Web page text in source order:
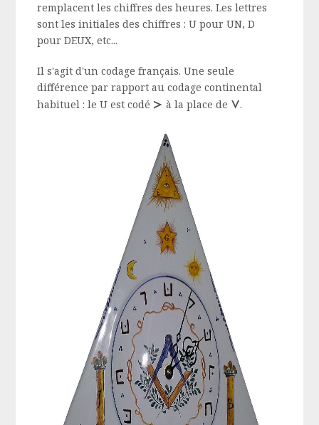
remplacent les chiffres des heures. Les lettres
sont les initiales des chiffres : U pour UN, D
pour DEUX, etc...
Il s'agit d'un codage français. Une seule
différence par rapport au codage continental
habituel : le U est codé z à la place de u.